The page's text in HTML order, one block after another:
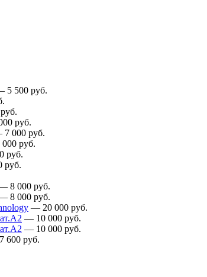
5 500 руб.
руб.
руб.
7 000 руб.
000 руб.
руб.
руб.
8 000 руб.
8 000 руб.
— 20 000 руб.
— 10 000 руб.
— 10 000 руб.
600 руб.